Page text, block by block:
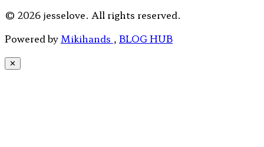
© 2026 jesselove. All rights reserved.
Powered byMikihands , BLOG HUB
✕